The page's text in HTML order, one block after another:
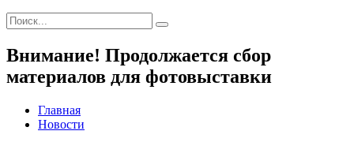
Внимание! Продолжается сбор
материалов для фотовыставки
Главная
Новости